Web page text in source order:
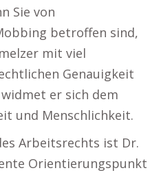
Sie von
betroffen sind,
mit viel
Genauigkeit
er sich dem
und Menschlichkeit.
Arbeitsrechts ist Dr.
Orientierungspunkt